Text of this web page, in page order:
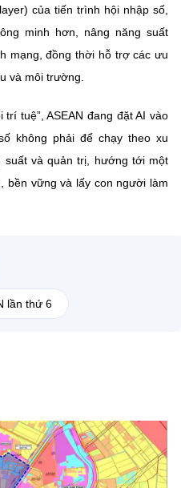
của tiến trình hội nhập số,
minh hơn, nâng năng suất
mạng, đồng thời hỗ trợ các ưu
và môi trường.
trí tuệ”, ASEAN đang đặt AI vào
không phải để chạy theo xu
suất và quản trị , hướng tới một
bền vững và lấy con người làm
lần thứ 6